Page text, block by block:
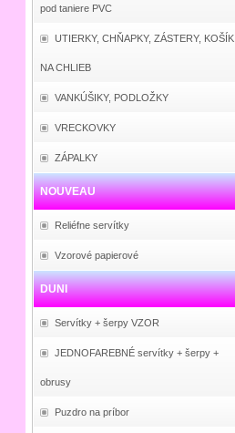
pod taniere PVC
UTIERKY, CHŇAPKY, ZÁSTERY, KOŠÍK
NA CHLIEB
VANKÚŠIKY, PODLOŽKY
VRECKOVKY
ZÁPALKY
NOUVEAU
Reliéfne servítky
Vzorové papierové
DUNI
Servítky + šerpy VZOR
JEDNOFAREBNÉ servítky + šerpy +
obrusy
Puzdro na príbor